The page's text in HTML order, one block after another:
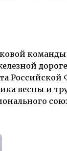
весны и